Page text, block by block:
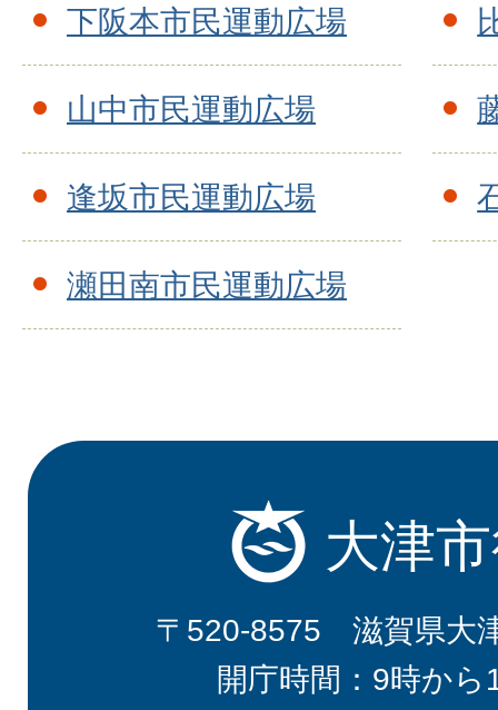
下阪本市民運動広場
山中市民運動広場
逢坂市民運動広場
瀬田南市民運動広場
大津
〒520-8575 滋賀県大
開庁時間：9時から